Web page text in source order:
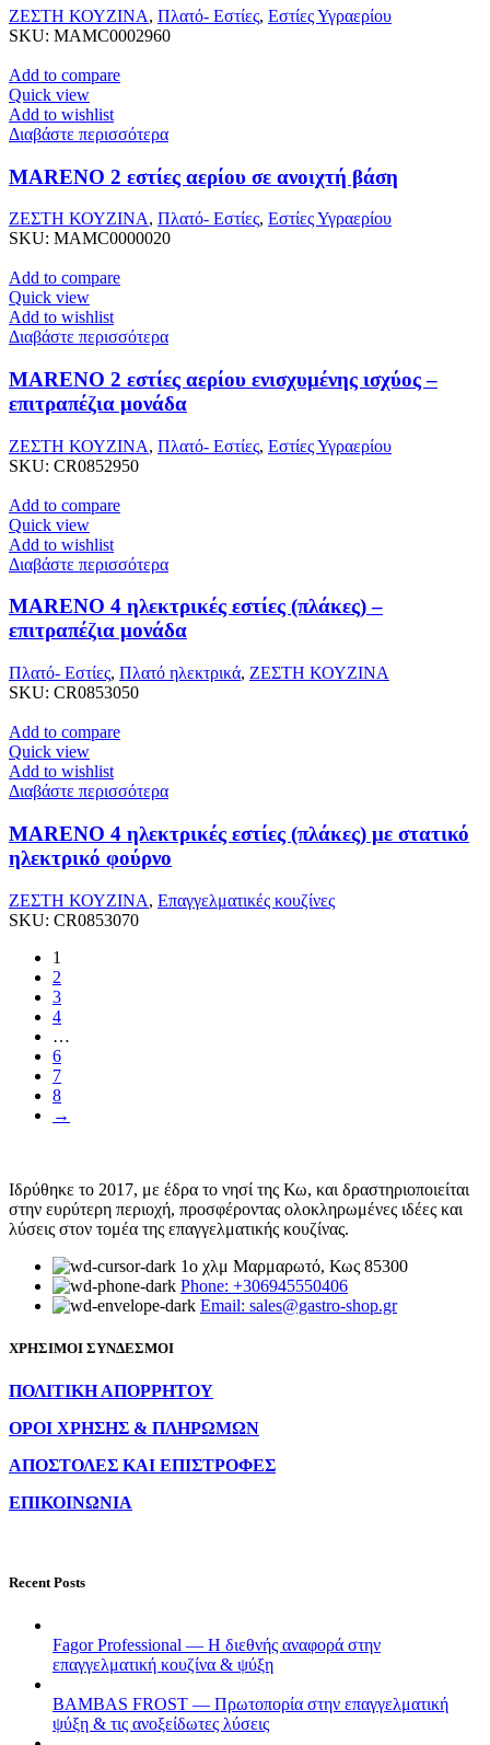
ΖΕΣΤΗ ΚΟΥΖΙΝΑ, Πλατό- Εστίες, Εστίες Υγραερίου
SKU: MAMC0002960
Add to compare
Quick view
Add to wishlist
Διαβάστε περισσότερα
MARENO 2 εστίες αερίου σε ανοιχτή βάση
ΖΕΣΤΗ ΚΟΥΖΙΝΑ, Πλατό- Εστίες, Εστίες Υγραερίου
SKU: MAMC0000020
Add to compare
Quick view
Add to wishlist
Διαβάστε περισσότερα
MARENO 2 εστίες αερίου ενισχυμένης ισχύος –
επιτραπέζια μονάδα
ΖΕΣΤΗ ΚΟΥΖΙΝΑ, Πλατό- Εστίες, Εστίες Υγραερίου
SKU: CR0852950
Add to compare
Quick view
Add to wishlist
Διαβάστε περισσότερα
MARENO 4 ηλεκτρικές εστίες (πλάκες) –
επιτραπέζια μονάδα
Πλατό- Εστίες, Πλατό ηλεκτρικά, ΖΕΣΤΗ ΚΟΥΖΙΝΑ
SKU: CR0853050
Add to compare
Quick view
Add to wishlist
Διαβάστε περισσότερα
MARENO 4 ηλεκτρικές εστίες (πλάκες) με στατικό
ηλεκτρικό φούρνο
ΖΕΣΤΗ ΚΟΥΖΙΝΑ, Επαγγελματικές κουζίνες
SKU: CR0853070
1
2
3
4
…
6
7
8
→
Ιδρύθηκε το 2017, με έδρα το νησί της Κω, και δραστηριοποιείται
στην ευρύτερη περιοχή, προσφέροντας ολοκληρωμένες ιδέες και
λύσεις στον τομέα της επαγγελματικής κουζίνας.
1ο χλμ Μαρμαρωτό, Κως 85300
Phone: +306945550406
Email: sales@gastro-shop.gr
ΧΡΗΣΙΜΟΙ ΣΥΝΔΕΣΜΟΙ
ΠΟΛΙΤΙΚΗ ΑΠΟΡΡΗΤΟΥ
ΟΡΟΙ ΧΡΗΣΗΣ & ΠΛΗΡΩΜΩΝ
ΑΠΟΣΤΟΛΕΣ ΚΑΙ ΕΠΙΣΤΡΟΦΕΣ
ΕΠΙΚΟΙΝΩΝΙΑ
Recent Posts
Fagor Professional — Η διεθνής αναφορά στην
επαγγελματική κουζίνα & ψύξη
BAMBAS FROST — Πρωτοπορία στην επαγγελματική
ψύξη & τις ανοξείδωτες λύσεις